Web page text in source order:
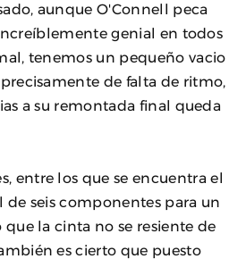
aunque O'Connell peca
genial en todos
tenemos un pequeño vacio
de falta de ritmo,
a su remontada final queda
entre los que se encuentra el
de seis componentes para un
la cinta no se resiente de
es cierto que puesto